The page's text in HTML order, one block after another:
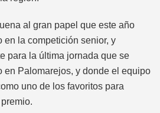
al gran papel que este año
en la competición senior, y
para la última jornada que se
en Palomarejos, y donde el equipo
uno de los favoritos para